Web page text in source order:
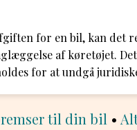
for en bil, kan det
af køretøjet.
for at undgå
til din bil •